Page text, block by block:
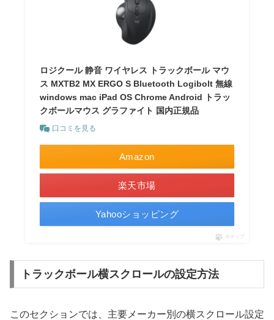
ロジクール 静音 ワイヤレス トラックボール マウ
ス MXTB2 MX ERGO S Bluetooth Logibolt 無線
windows mac iPad OS Chrome Android トラッ
クボールマウス グラファイト 国内正規品
口コミを見る
Amazon
楽天市場
Yahooショッピング
ポチップ
トラックボール横スクロールの設定方法
このセクションでは、主要メーカー別の横スクロール設定